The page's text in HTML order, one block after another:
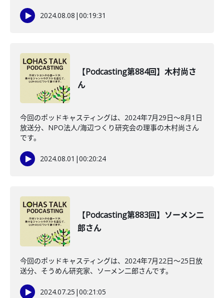
2024.08.08 |00:19:31
【Podcasting第884回】木村尚さ
ん
今回のポッドキャスティングは、2024年7月29日〜8月1日
放送分、NPO法人/海辺つくり研究会の理事の木村尚さん
です。
2024.08.01 |00:20:24
【Podcasting第883回】ソーメン二
郎さん
今回のポッドキャスティングは、2024年7月22日〜25日放
送分、そうめん研究家、ソーメン二郎さんです。
2024.07.25 |00:21:05